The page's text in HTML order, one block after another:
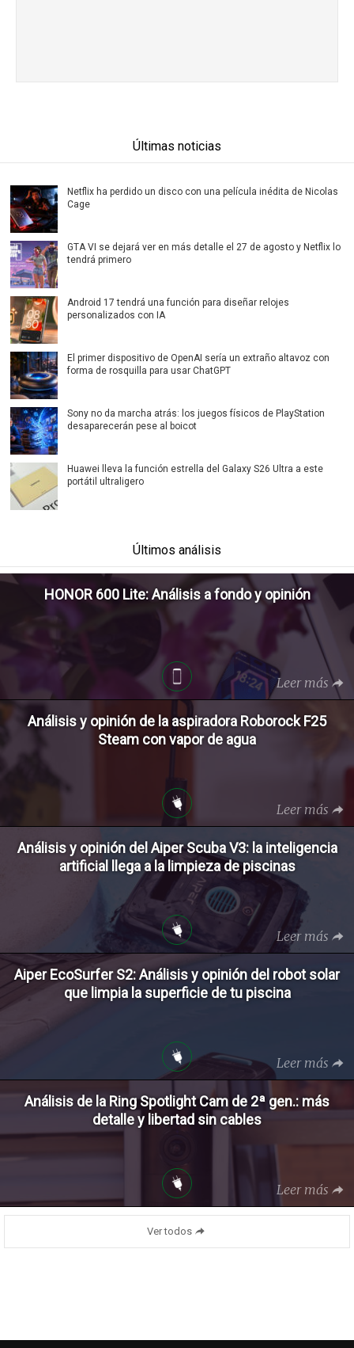
Últimas noticias
Netflix ha perdido un disco con una película inédita de Nicolas
Cage
GTA VI se dejará ver en más detalle el 27 de agosto y Netflix lo
tendrá primero
Android 17 tendrá una función para diseñar relojes
personalizados con IA
El primer dispositivo de OpenAI sería un extraño altavoz con
forma de rosquilla para usar ChatGPT
Sony no da marcha atrás: los juegos físicos de PlayStation
desaparecerán pese al boicot
Huawei lleva la función estrella del Galaxy S26 Ultra a este
portátil ultraligero
Últimos análisis
HONOR 600 Lite: Análisis a fondo y opinión
Leer más
Análisis y opinión de la aspiradora Roborock F25
Steam con vapor de agua
Leer más
Análisis y opinión del Aiper Scuba V3: la inteligencia
artificial llega a la limpieza de piscinas
Leer más
Aiper EcoSurfer S2: Análisis y opinión del robot solar
que limpia la superficie de tu piscina
Leer más
Análisis de la Ring Spotlight Cam de 2ª gen.: más
detalle y libertad sin cables
Leer más
Ver todos